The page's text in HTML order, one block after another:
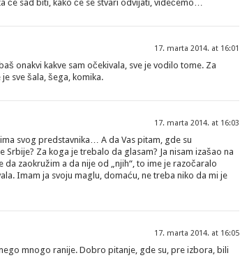
će sad biti, kako će se stvari odvijati, videćemo…
17. marta 2014. at 16:01
onakvi kakve sam očekivala, sve je vodilo tome. Za
sve šala, šega, komika.
17. marta 2014. at 16:03
svog predstavnika… A da Vas pitam, gde su
Za koga je trebalo da glasam? Ja nisam izašao na
zaokružim a da nije od „njih“, to ime je razočaralo
Imam ja svoju maglu, domaću, ne treba niko da mi je
17. marta 2014. at 16:05
mnogo ranije. Dobro pitanje, gde su, pre izbora, bili